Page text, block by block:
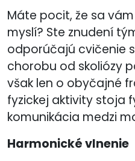
Máte pocit, že sa
myslí? Ste znudení
odporúčajú cvičenie
chorobu od skoliózy
však len o obyčajné
fyzickej aktivity stoja
komunikácia medzi
Harmonické vlnenie